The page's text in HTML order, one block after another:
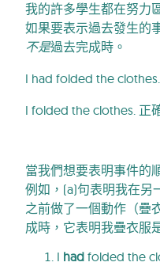
我的許多學生都在努力
如果要表示過去發生的
不是過去完成時。
I had folded the
I folded the clothes. 正
當我們想要表明事件的
例如，(a)句表明我在另
之前做了一個動作（疊
成時，它表明我疊衣服
I had folded the